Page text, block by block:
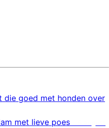
die goed met honden over
met lieve poes